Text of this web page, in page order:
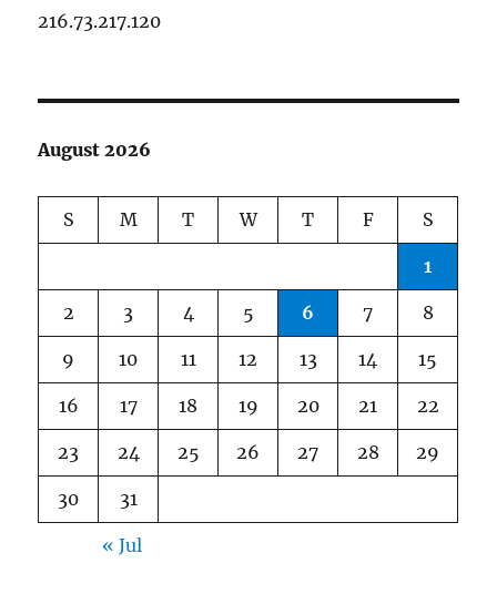
216.73.217.120
August 2026
S M T W T F S
1
2 3 4 5 6 7 8
9 10 11 12 13 14 15
16 17 18 19 20 21 22
23 24 25 26 27 28 29
30 31
« Jul